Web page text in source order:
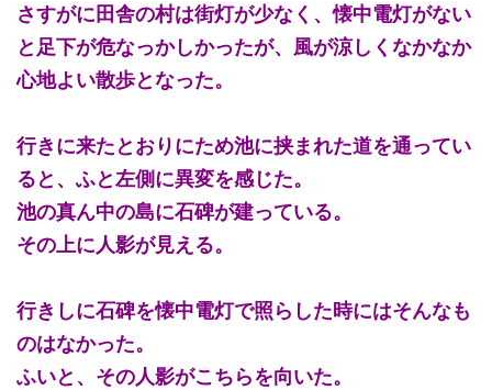
さすがに田舎の村は街灯が少なく、懐中電灯がない
と足下が危なっかしかったが、風が涼しくなかなか
心地よい散歩となった。
行きに来たとおりにため池に挟まれた道を通ってい
ると、ふと左側に異変を感じた。
池の真ん中の島に石碑が建っている。
その上に人影が見える。
行きしに石碑を懐中電灯で照らした時にはそんなも
のはなかった。
ふいと、その人影がこちらを向いた。